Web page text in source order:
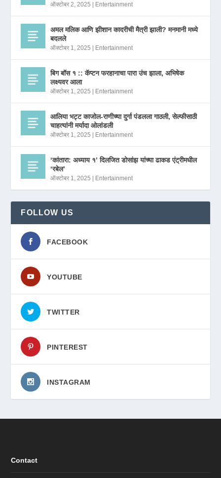
ऑक्टोबर 2, 2025 | Entertainment
अमल मलिक आणि झीशान कादरीची मैत्री झाली? मनमानी मध्ये
बदलले
ऑक्टोबर 1, 2025 | Entertainment
बिग बॉस १ :: कॅप्टन फरहानाचा पारा उंच झाला, अभिषेक
लक्ष्यवर आला
ऑक्टोबर 1, 2025 | Entertainment
आलिया भट्ट काजोल-राणीच्या दुर्गा पंडलला गाठली, सेल्फीसाठी
चाहत्यांनी मर्यादा ओलांडली
ऑक्टोबर 1, 2025 | Entertainment
‘कांतारा: अध्याय १’ दिलजित डोसांझ यांच्या ढाकड एंट्रीमधील
‘रबेल’
ऑक्टोबर 1, 2025 | Entertainment
FOLLOW US
FACEBOOK
YOUTUBE
TWITTER
PINTEREST
INSTAGRAM
Contact